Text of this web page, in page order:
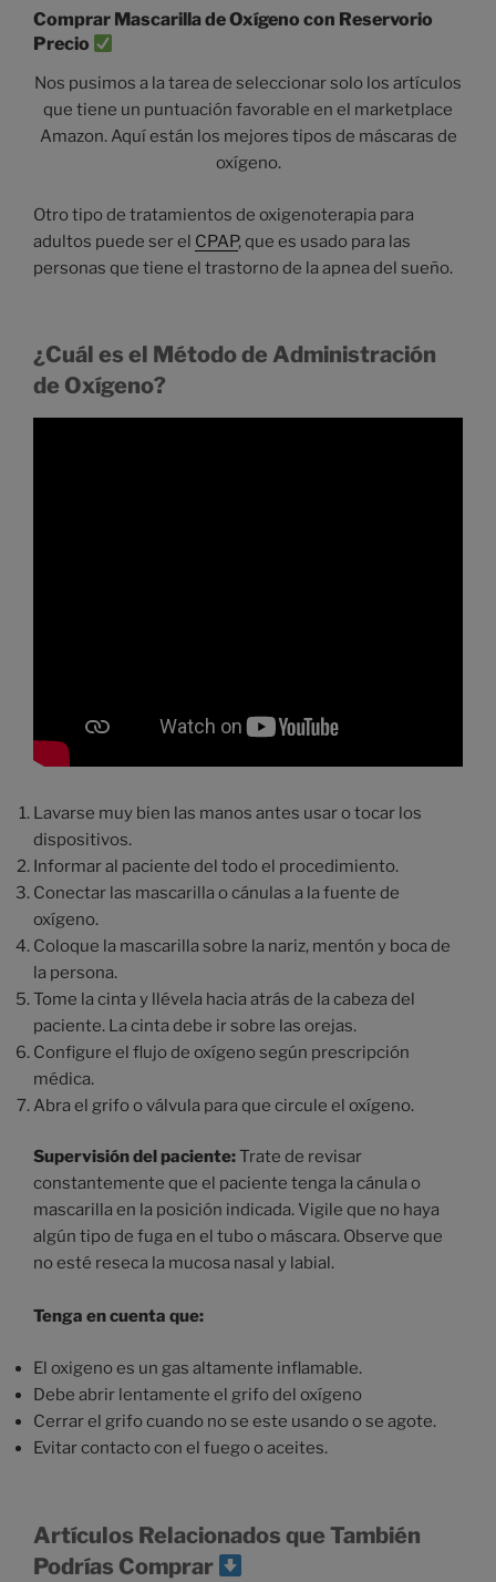
Comprar Mascarilla de Oxígeno con Reservorio
Precio
Nos pusimos a la tarea de seleccionar solo los artículos
que tiene un puntuación favorable en el marketplace
Amazon. Aquí están los mejores tipos de máscaras de
oxígeno.
Otro tipo de tratamientos de oxigenoterapia para
adultos puede ser el CPAP, que es usado para las
personas que tiene el trastorno de la apnea del sueño.
¿Cuál es el Método de Administración
de Oxígeno?
Lavarse muy bien las manos antes usar o tocar los
dispositivos.
Informar al paciente del todo el procedimiento.
Conectar las mascarilla o cánulas a la fuente de
oxígeno.
Coloque la mascarilla sobre la nariz, mentón y boca de
la persona.
Tome la cinta y llévela hacia atrás de la cabeza del
paciente. La cinta debe ir sobre las orejas.
Configure el flujo de oxígeno según prescripción
médica.
Abra el grifo o válvula para que circule el oxígeno.
Supervisión del paciente:Trate de revisar
constantemente que el paciente tenga la cánula o
mascarilla en la posición indicada. Vigile que no haya
algún tipo de fuga en el tubo o máscara. Observe que
no esté reseca la mucosa nasal y labial.
Tenga en cuenta que:
El oxigeno es un gas altamente inflamable.
Debe abrir lentamente el grifo del oxígeno
Cerrar el grifo cuando no se este usando o se agote.
Evitar contacto con el fuego o aceites.
Artículos Relacionados que También
Podrías Comprar